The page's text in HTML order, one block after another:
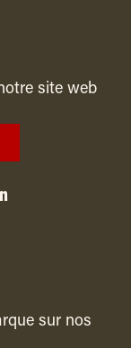
site web
sur nos